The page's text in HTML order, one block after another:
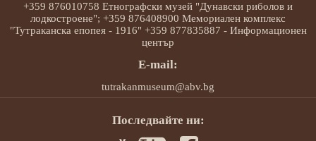
+359 876010758 Етнографски музей "Дунавски риболов и
лодкостроене"; +359 876408900 Мемориален комплекс
"Тутраканска епопея - 1916" +359 877835887 - Информационен
център
E-mail:
tutrakanmuseum@abv.bg
Последвайте ни: